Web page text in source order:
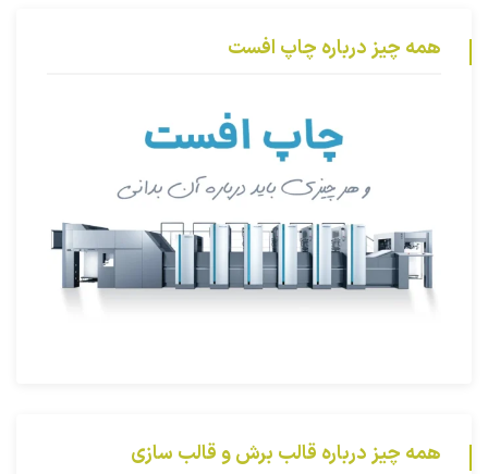
همه چیز درباره چاپ افست
همه چیز درباره قالب برش و قالب سازی